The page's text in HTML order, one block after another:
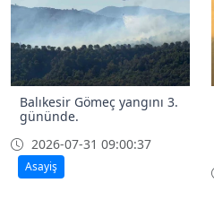
Balıkesir Gömeç yangını 3.
gününde.
2026-07-31 09:00:37
Asayiş